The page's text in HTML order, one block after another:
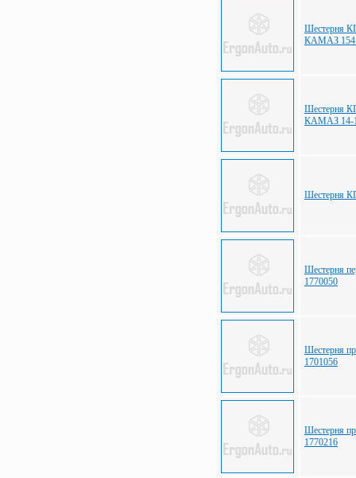
Шестерня
КАМАЗ
Шестерня
КАМАЗ 14-
Шестерня
Шестерня
1770050
Шестерня
1701056
Шестерня
1770216